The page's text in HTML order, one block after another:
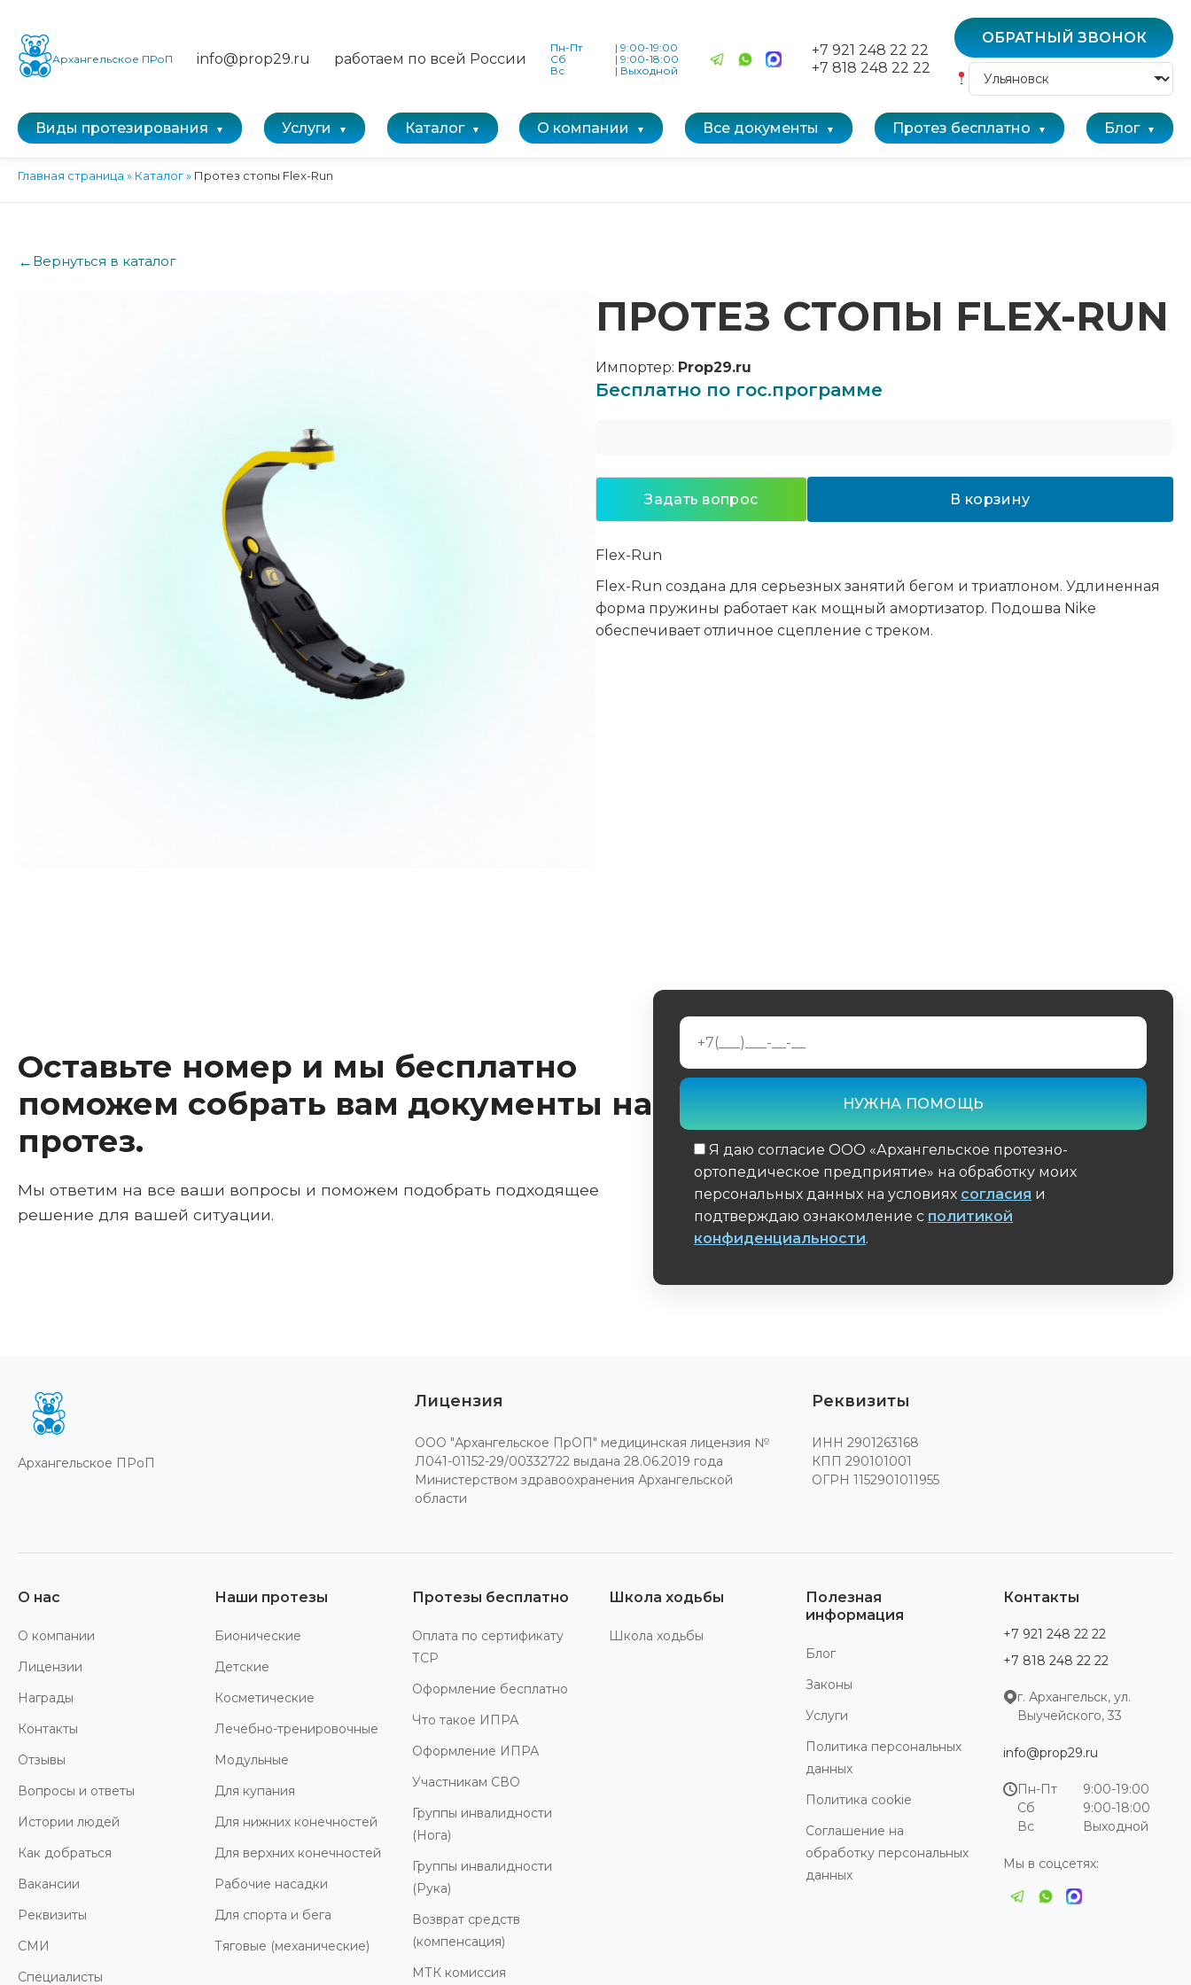
Архангельское ПРоП info@prop29.ru работаем по всей России
Пн-Пт | 9:00-19:00
Сб
| 9:00-18:00
Вс
| Выходной
+7 921 248 22 22
+7 818 248 22 22
ОБРАТНЫЙ ЗВОНОК
Виды протезирования Услуги Каталог О компании Все документы Протез бесплатно Блог
Главная страница » Каталог» Протез стопы Flex-Run
← Вернуться в каталог
ПРОТЕЗ СТОПЫ FLEX-RUN
Импортер: Prop29.ru
Бесплатно по гос.программе
Задать вопрос В корзину
Flex-Run
Flex-Run создана для серьезных занятий бегом и триатлоном. Удлиненная
форма пружины работает как мощный амортизатор. Подошва Nike
обеспечивает отличное сцепление с треком.
Оставьте номер и мы бесплатно
поможем собрать вам документы на
протез.
Мы ответим на все ваши вопросы и поможем подобрать подходящее
решение для вашей ситуации.
Я даю согласие ООО «Архангельское протезно-
ортопедическое предприятие» на обработку моих
персональных данных на условиях согласия и
подтверждаю ознакомление с политикой
конфиденциальности.
Архангельское ПРоП
Лицензия
ООО "Архангельское ПрОП" медицинская лицензия №
Л041-01152-29/00332722 выдана 28.06.2019 года
Министерством здравоохранения Архангельской
области
Реквизиты
ИНН 2901263168
КПП 290101001
ОГРН 1152901011955
О нас
О компании
Лицензии
Награды
Контакты
Отзывы
Вопросы и ответы
Истории людей
Как добраться
Вакансии
Реквизиты
СМИ
Специалисты
Наши протезы
Бионические
Детские
Косметические
Лечебно-тренировочные
Модульные
Для купания
Для нижних конечностей
Для верхних конечностей
Рабочие насадки
Для спорта и бега
Тяговые (механические)
Протезы бесплатно
Оплата по сертификату
ТСР
Оформление бесплатно
Что такое ИПРА
Оформление ИПРА
Участникам СВО
Группы инвалидности
(Нога)
Группы инвалидности
(Рука)
Возврат средств
(компенсация)
МТК комиссия
Школа ходьбы
Школа ходьбы
Полезная
информация
Блог
Законы
Услуги
Политика персональных
данных
Политика cookie
Соглашение на
обработку персональных
данных
Контакты
+7 921 248 22 22
+7 818 248 22 22
г. Архангельск, ул.
Выучейского, 33
info@prop29.ru
Пн-Пт
9:00-19:00
Сб
9:00-18:00
Вс
Выходной
Мы в соцсетях: